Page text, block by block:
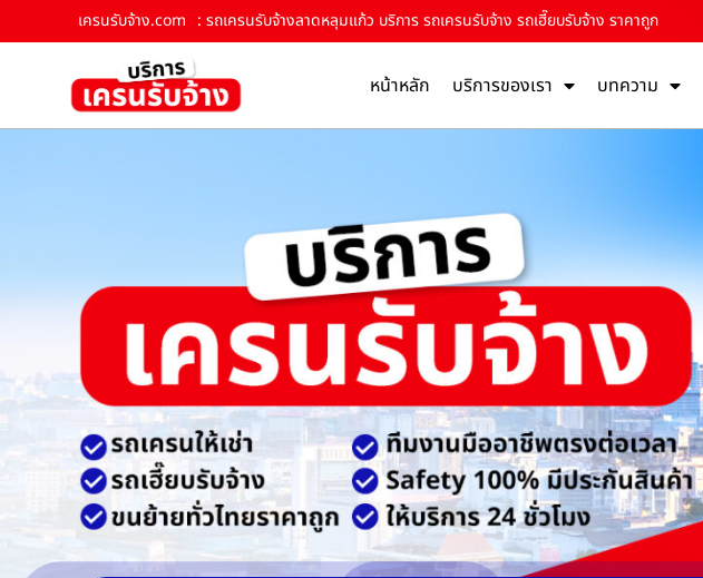
เครนรับจ้าง.com : รถเครนรับจ้างลาดหลุมแก้ว บริการ รถเครนรับจ้าง รถเฮี๊ยบรับจ้าง ราคาถูก
หน้าหลัก บริการของเรา บทความ